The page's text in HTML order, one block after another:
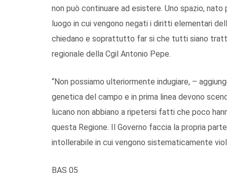
non può continuare ad esistere. Uno spazio,
luogo in cui vengono negati i diritti elementari
chiedano e soprattutto far si che tutti siano
regionale della Cgil Antonio Pepe.
“Non possiamo ulteriormente indugiare, –
genetica del campo e in prima linea devono
lucano non abbiano a ripetersi fatti che poco
questa Regione. Il Governo faccia la propria
intollerabile in cui vengono sistematicamente
BAS 05